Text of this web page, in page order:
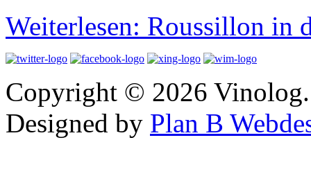
Weiterlesen: Roussillon in
Copyright © 2026
Designed by Plan B